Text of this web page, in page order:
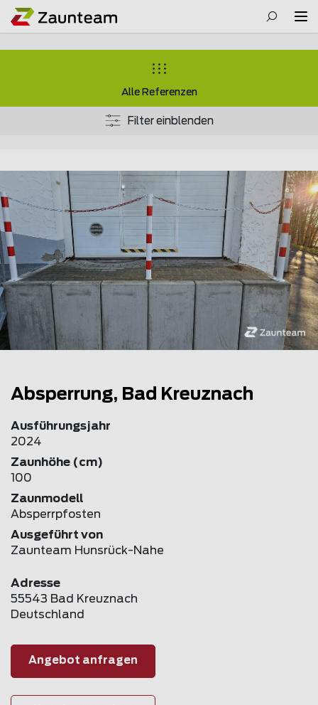
Alle Referenzen
Filter einblenden
Absperrung, Bad Kreuznach
Ausführungsjahr
2024
Zaunhöhe (cm)
100
Zaunmodell
Absperrpfosten
Ausgeführt von
Zaunteam Hunsrück-Nahe
Adresse
55543 Bad Kreuznach
Deutschland
Angebot anfragen